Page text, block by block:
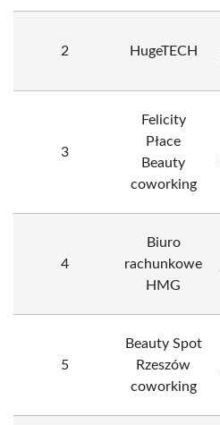
2 HugeTECH
3
Felicity
Płace
Beauty
coworking
4
Biuro
rachunkowe
HMG
5
Beauty Spot
Rzeszów
coworking